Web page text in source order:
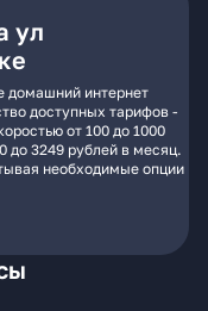
ул
домашний интернет
доступных тарифов -
от 100 до 1000
до 3249 рублей в месяц.
необходимые опции